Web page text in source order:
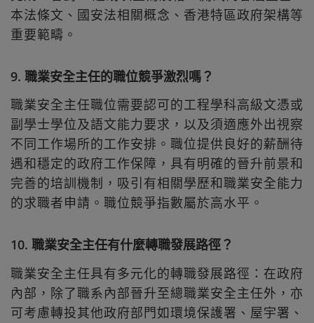
本法條文、國安法相關概念、香港特區政府架構等
重要範疇。
9. 職業安全主任的職位競爭激烈嗎？
職業安全主任職位需要認可的工程學科高級文憑或
副學士學位及語文能力要求，以及須適應外出視察
不同工作場所的工作安排。職位提供良好的薪酬待
遇和穩定的政府工作保障，具有明確的晉升前景和
完善的培訓機制，吸引有相關學歷和職業安全能力
的求職者申請。職位競爭指數屬於高水平。
10. 職業安全主任有什麼轉職發展路徑？
職業安全主任具有多元化的轉職發展路徑：在政府
內部，除了職系內部晉升至總職業安全主任外，亦
可考慮轉投其他政府部門如環境保護署、屋宇署、